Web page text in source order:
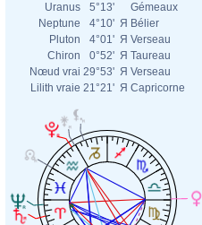
Uranus
5°13'
Gémeaux
Neptune
4°10' Я Bélier
Pluton
4°01' Я Verseau
Chiron
0°52' Я Taureau
Nœud vrai 29°53' Я Verseau
Lilith vraie 21°21' Я Capricorne